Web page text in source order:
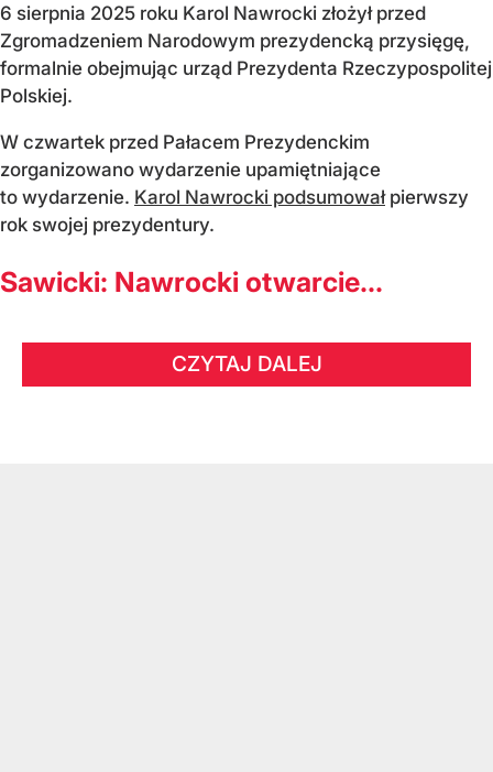
6 sierpnia 2025 roku Karol Nawrocki złożył przed
Zgromadzeniem Narodowym prezydencką przysięgę,
formalnie obejmując urząd Prezydenta Rzeczypospolitej
Polskiej.
W czwartek przed Pałacem Prezydenckim
zorganizowano wydarzenie upamiętniające
to wydarzenie. Karol Nawrocki podsumowałpierwszy
rok swojej prezydentury.
Sawicki: Nawrocki otwarcie...
CZYTAJ DALEJ